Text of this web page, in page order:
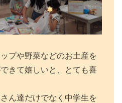
プや野菜などのお土産を
きて嬉しいと、とても喜
ん達だけでなく中学生を